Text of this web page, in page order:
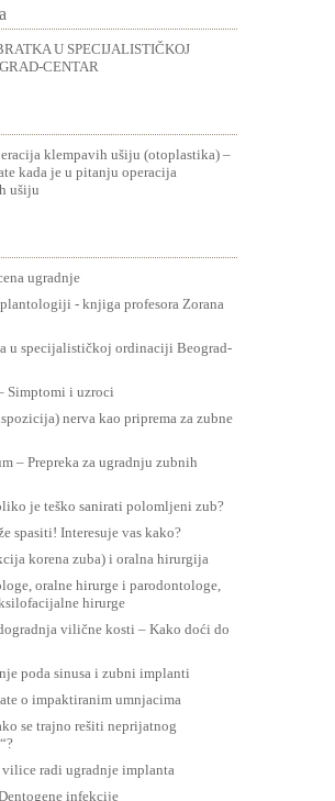
U SPECIJALISTIČKOJ
CENTAR
klempavih ušiju (otoplastika) –
kada je u pitanju operacija
ušiju
ugradnje
- knjiga profesora Zorana
u specijalističkoj ordinaciji Beograd-
Simptomi i uzroci
nerva kao priprema za zubne
– Prepreka za ugradnju zubnih
je teško sanirati polomljeni zub?
spasiti! Interesuje vas kako?
korena zuba) i oralna hirurgija
oralne hirurge i parodontologe,
hirurge
vilične kosti – Kako doći do
poda sinusa i zubni implanti
o impaktiranim umnjacima
se trajno rešiti neprijatnog
radi ugradnje implanta
infekcije